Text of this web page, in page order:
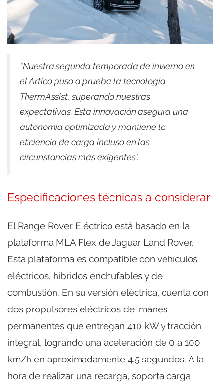
“Nuestra segunda temporada de invierno en
el Ártico puso a prueba la tecnología
ThermAssist, superando nuestras
expectativas. Esta innovación asegura una
autonomía optimizada y mantiene la
eficiencia de carga incluso en las
circunstancias más exigentes”.
Especificaciones técnicas a considerar
El Range Rover Eléctrico está basado en la
plataforma MLA Flex de Jaguar Land Rover.
Esta plataforma es compatible con vehículos
eléctricos, híbridos enchufables y de
combustión. En su versión eléctrica, cuenta con
dos propulsores eléctricos de imanes
permanentes que entregan 410 kW y tracción
integral, logrando una aceleración de 0 a 100
km/h en aproximadamente 4.5 segundos. A la
hora de realizar una recarga, soporta carga